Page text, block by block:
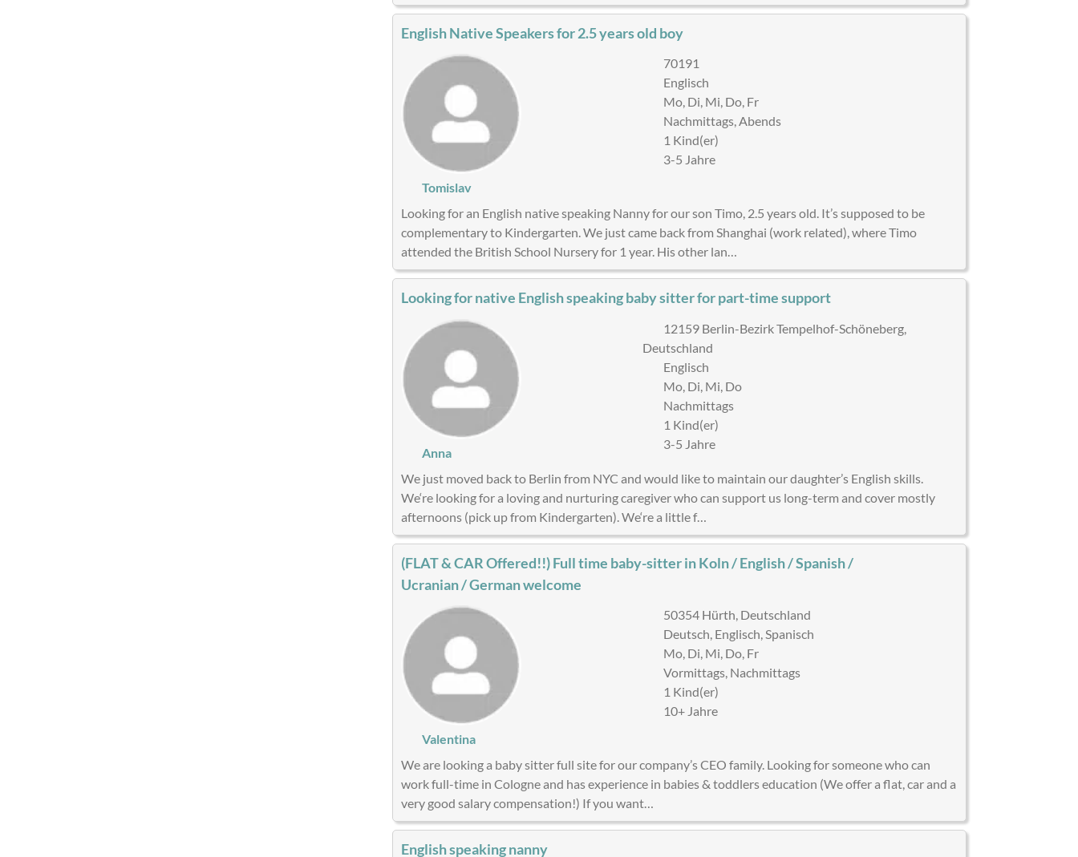
English Native Speakers for 2.5 years old boy
Tomislav
70191
Englisch
Mo, Di, Mi, Do, Fr
Nachmittags, Abends
1 Kind(er)
3-5 Jahre
Looking for an English native speaking Nanny for our son Timo, 2.5 years old. It’s supposed to be
complementary to Kindergarten. We just came back from Shanghai (work related), where Timo
attended the British School Nursery for 1 year. His other lan…
Looking for native English speaking baby sitter for part-time support
Anna
12159 Berlin-Bezirk Tempelhof-Schöneberg,
Deutschland
Englisch
Mo, Di, Mi, Do
Nachmittags
1 Kind(er)
3-5 Jahre
We just moved back to Berlin from NYC and would like to maintain our daughter’s English skills.
We‘re looking for a loving and nurturing caregiver who can support us long-term and cover mostly
afternoons (pick up from Kindergarten). We‘re a little f…
(FLAT & CAR Offered!!) Full time baby-sitter in Koln / English / Spanish /
Ucranian / German welcome
Valentina
50354 Hürth, Deutschland
Deutsch, Englisch, Spanisch
Mo, Di, Mi, Do, Fr
Vormittags, Nachmittags
1 Kind(er)
10+ Jahre
We are looking a baby sitter full site for our company’s CEO family. Looking for someone who can
work full-time in Cologne and has experience in babies & toddlers education (We offer a flat, car and a
very good salary compensation!) If you want…
English speaking nanny